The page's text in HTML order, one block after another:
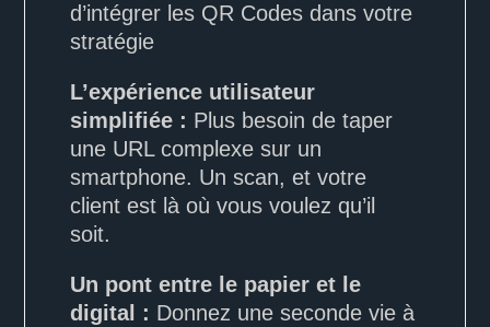
d’intégrer les QR Codes dans votre
stratégie
L’expérience utilisateur
simplifiée : Plus besoin de taper
une URL complexe sur un
smartphone. Un scan, et votre
client est là où vous voulez qu’il
soit.
Un pont entre le papier et le
digital : Donnez une seconde vie à